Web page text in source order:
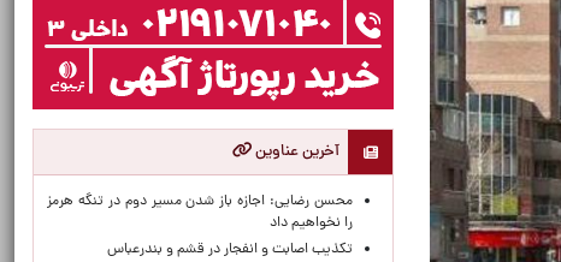
آخرین عناوین
محسن رضایی: اجازه باز شدن مسیر دوم در تنگه هرمز
را نخواهیم داد
تکذیب اصابت و انفجار در قشم و بندرعباس